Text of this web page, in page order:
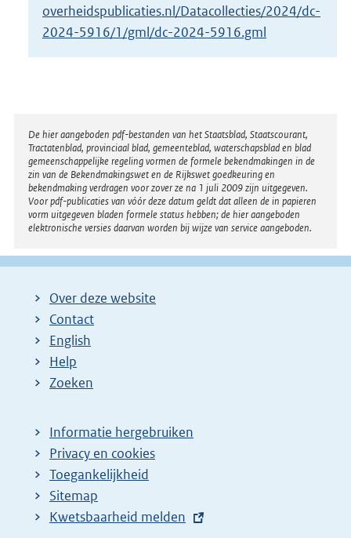
overheidspublicaties.nl/Datacollecties/2024/dc-
2024-5916/1/gml/dc-2024-5916.gml
Disclaimer
De hier aangeboden pdf-bestanden van het Staatsblad, Staatscourant,
Tractatenblad, provinciaal blad, gemeenteblad, waterschapsblad en blad
gemeenschappelijke regeling vormen de formele bekendmakingen in de
zin van de Bekendmakingswet en de Rijkswet goedkeuring en
bekendmaking verdragen voor zover ze na 1 juli 2009 zijn uitgegeven.
Voor pdf-publicaties van vóór deze datum geldt dat alleen de in papieren
vorm uitgegeven bladen formele status hebben; de hier aangeboden
elektronische versies daarvan worden bij wijze van service aangeboden.
Over deze website
Contact
English
Help
Zoeken
Informatie hergebruiken
Privacy en cookies
Toegankelijkheid
Sitemap
E
Kwetsbaarheid melden